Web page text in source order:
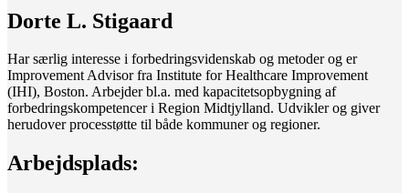
Dorte L. Stigaard
Har særlig interesse i forbedringsvidenskab og metoder og er
Improvement Advisor fra Institute for Healthcare Improvement
(IHI), Boston. Arbejder bl.a. med kapacitetsopbygning af
forbedringskompetencer i Region Midtjylland. Udvikler og giver
herudover processtøtte til både kommuner og regioner.
Arbejdsplads: